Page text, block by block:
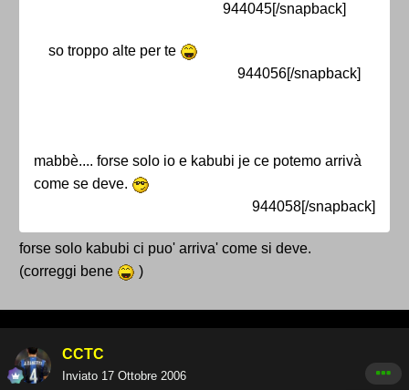
944045[/snapback]
so troppo alte per te
944056[/snapback]
mabbè.... forse solo io e kabubi je ce potemo arrivà
come se deve.
944058[/snapback]
forse solo kabubi ci puo' arriva' come si deve.
(correggi bene
)
CCTC
Inviato 17 Ottobre 2006